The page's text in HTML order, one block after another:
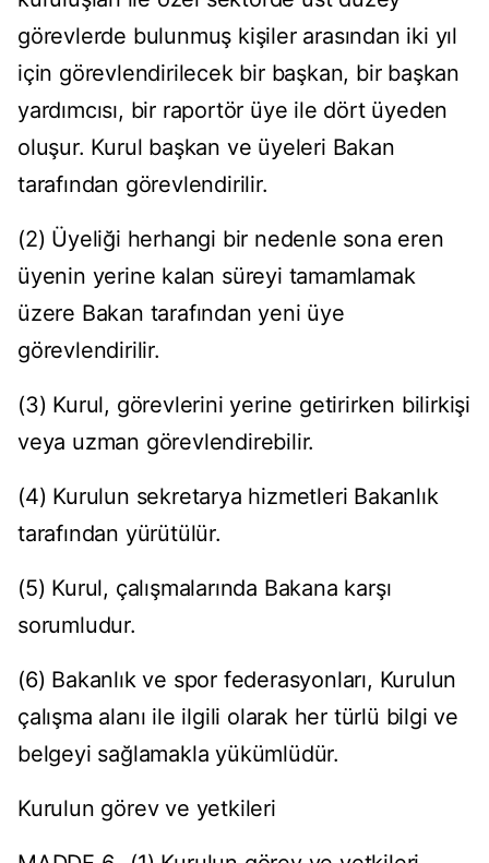
görevlerde bulunmuş kişiler arasından iki yıl
için görevlendirilecek bir başkan, bir başkan
yardımcısı, bir raportör üye ile dört üyeden
oluşur. Kurul başkan ve üyeleri Bakan
tarafından görevlendirilir.
(2) Üyeliği herhangi bir nedenle sona eren
üyenin yerine kalan süreyi tamamlamak
üzere Bakan tarafından yeni üye
görevlendirilir.
(3) Kurul, görevlerini yerine getirirken bilirkişi
veya uzman görevlendirebilir.
(4) Kurulun sekretarya hizmetleri Bakanlık
tarafından yürütülür.
(5) Kurul, çalışmalarında Bakana karşı
sorumludur.
(6) Bakanlık ve spor federasyonları, Kurulun
çalışma alanı ile ilgili olarak her türlü bilgi ve
belgeyi sağlamakla yükümlüdür.
Kurulun görev ve yetkileri